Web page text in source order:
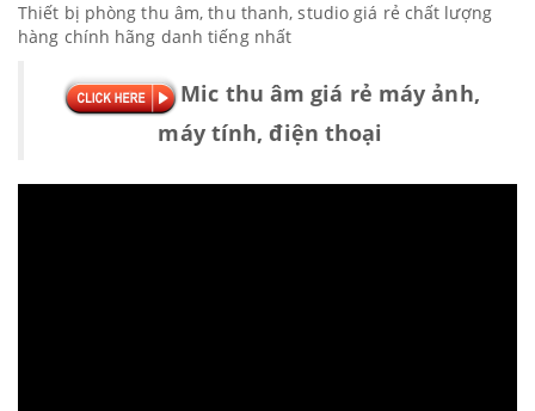
Thiết bị phòng thu âm, thu thanh, studio giá rẻ chất lượng
hàng chính hãng danh tiếng nhất
Mic thu âm giá rẻ máy ảnh,
máy tính, điện thoại